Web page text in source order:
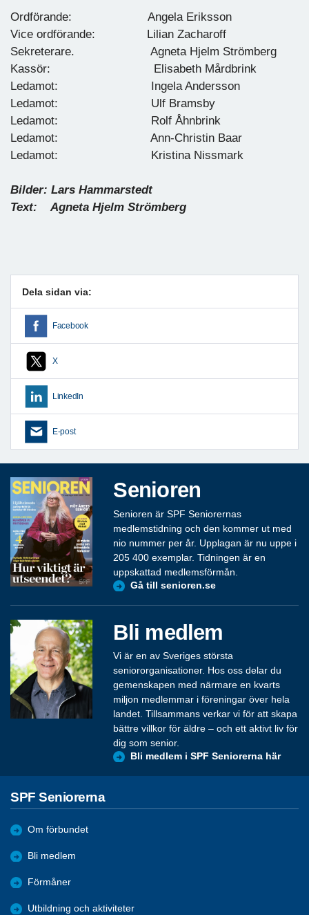
Ordförande: Angela Eriksson
Vice ordförande: Lilian Zacharoff
Sekreterare. Agneta Hjelm Strömberg
Kassör: Elisabeth Mårdbrink
Ledamot: Ingela Andersson
Ledamot: Ulf Bramsby
Ledamot: Rolf Åhnbrink
Ledamot: Ann-Christin Baar
Ledamot: Kristina Nissmark
Bilder: Lars Hammarstedt
Text: Agneta Hjelm Strömberg
Dela sidan via:
Facebook
X
LinkedIn
E-post
Senioren
Senioren är SPF Seniorernas
medlemstidning och den kommer ut med
nio nummer per år. Upplagan är nu uppe i
205 400 exemplar. Tidningen är en
uppskattad medlemsförmån.
Gå till senioren.se
Bli medlem
Vi är en av Sveriges största
seniororganisationer. Hos oss delar du
gemenskapen med närmare en kvarts
miljon medlemmar i föreningar över hela
landet. Tillsammans verkar vi för att skapa
bättre villkor för äldre – och ett aktivt liv för
dig som senior.
Bli medlem i SPF Seniorerna här
SPF Seniorerna
Om förbundet
Bli medlem
Förmåner
Utbildning och aktiviteter